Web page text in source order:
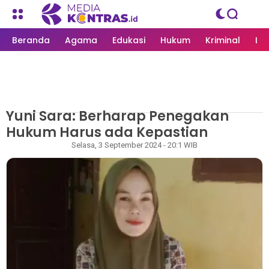
Beranda Agama Edukasi Hukum Kriminal
MEDIAKONTRAS.ID/LHOKSEUMAWE
Yuni Sara: Berharap Penegakan
Hukum Harus ada Kepastian
Selasa, 3 September 2024 - 20:1 WIB